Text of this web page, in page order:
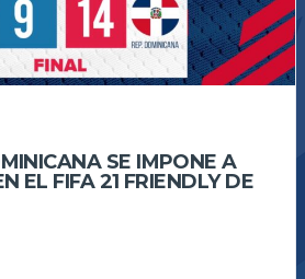
SE IMPONE A
EL FIFA 21 FRIENDLY DE